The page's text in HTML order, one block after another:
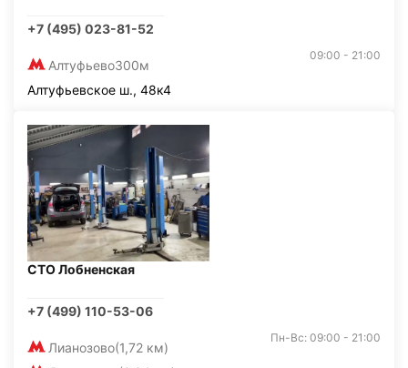
+7 (495) 023-81-52
Алтуфьево300м
09:00 - 21:00
Алтуфьевское ш., 48к4
СТО Лобненская
+7 (499) 110-53-06
Лианозово(1,72 км)
Пн-Вс: 09:00 - 21:00